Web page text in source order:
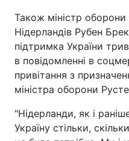
Також міністр
Нідерландів Рубен
підтримка України
в повідомленні в
привітання з
міністра оборони
"Нідерланди, як і
Україну стільки,